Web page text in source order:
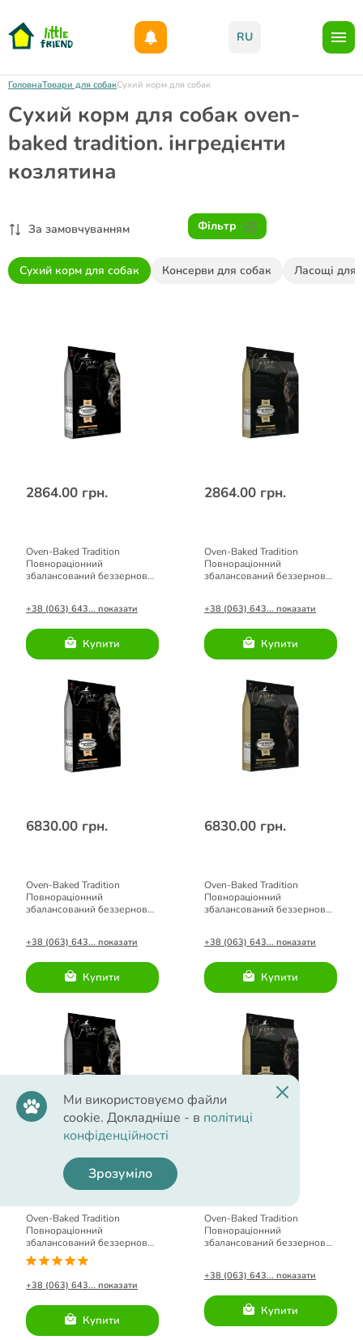
RU
ГоловнаТовари для собакСухий корм для собак
Сухий корм для собак oven-
baked tradition. інгредієнти
козлятина
За замовчуванням Фільтр
Сухий корм для собак Консерви для собак Ласощі для
2864.00 грн.
Oven-Baked Tradition
Повнораціонний
збалансований беззерновий
+38 (063) 643... показати
Купити
2864.00 грн.
Oven-Baked Tradition
Повнораціонний
збалансований беззерновий
+38 (063) 643... показати
Купити
6830.00 грн.
Oven-Baked Tradition
Повнораціонний
збалансований беззерновий
+38 (063) 643... показати
Купити
6830.00 грн.
Oven-Baked Tradition
Повнораціонний
збалансований беззерновий
+38 (063) 643... показати
Купити
685.00 грн.
Oven-Baked Tradition
Повнораціонний
збалансований беззерновий
сухий корм для собак з
козлятиною.
+38 (063) 643... показати
Купити
Oven-Baked Tradition
Повнораціонний
збалансований беззерновий
+38 (063) 643... показати
Купити
Ми використовуємо файли
cookie. Докладніше - в політиці
конфіденційності
Зрозуміло